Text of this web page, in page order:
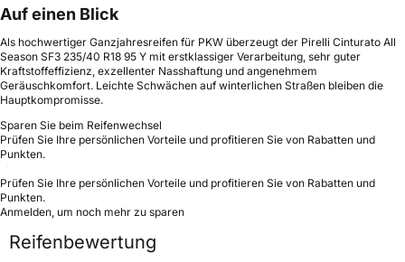
Auf einen Blick
Als hochwertiger Ganzjahresreifen für PKW überzeugt der Pirelli Cinturato All
Season SF3 235/40 R18 95 Y mit erstklassiger Verarbeitung, sehr guter
Kraftstoffeffizienz, exzellenter Nasshaftung und angenehmem
Geräuschkomfort. Leichte Schwächen auf winterlichen Straßen bleiben die
Hauptkompromisse.
Sparen Sie beim Reifenwechsel
Prüfen Sie Ihre persönlichen Vorteile und profitieren Sie von Rabatten und
Punkten.
Prüfen Sie Ihre persönlichen Vorteile und profitieren Sie von Rabatten und
Punkten.
Anmelden, um noch mehr zu sparen
Reifenbewertung